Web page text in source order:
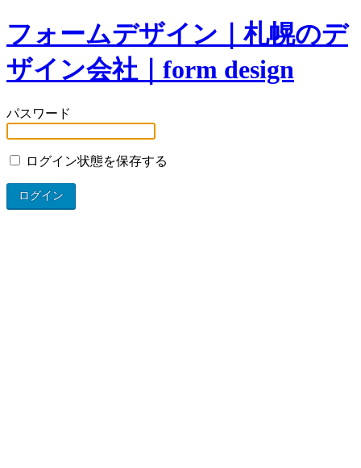
フォームデザイン｜札幌のデ
ザイン会社｜form design
パスワード
ログイン状態を保存する